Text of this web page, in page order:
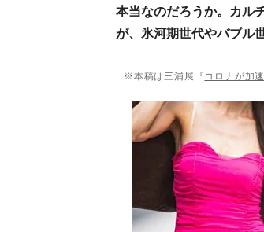
本当なのだろうか。カル
が、氷河期世代やバブル
※本稿は三浦展『 コロナが加